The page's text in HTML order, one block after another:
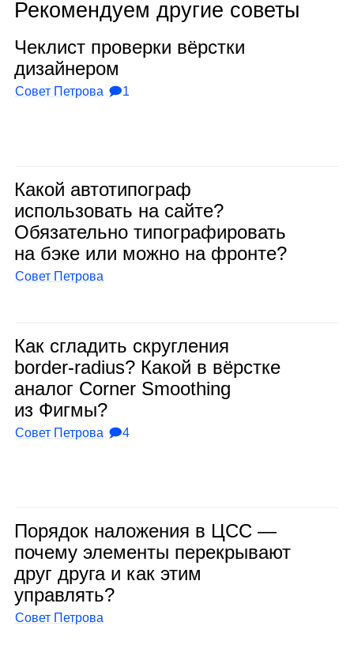
Рекомендуем другие советы
Чек­лист про­верки вёрстки
дизай­не­ром
Совет Петрова 🗩1
Какой авто­ти­по­граф
исполь­зо­вать на сайте?
Обя­за­тельно типо­гра­фи­ро­вать
на бэке или можно на фронте?
Совет Петрова
Как сгла­дить скруг­ле­ния
border‑radius? Какой в вёрстке
ана­лог Corner Smoothing
из Фигмы?
Совет Петрова 🗩4
Поря­док нало­же­ния в ЦСС —
почему эле­менты пере­кры­вают
друг друга и как этим
управ­лять?
Совет Петрова